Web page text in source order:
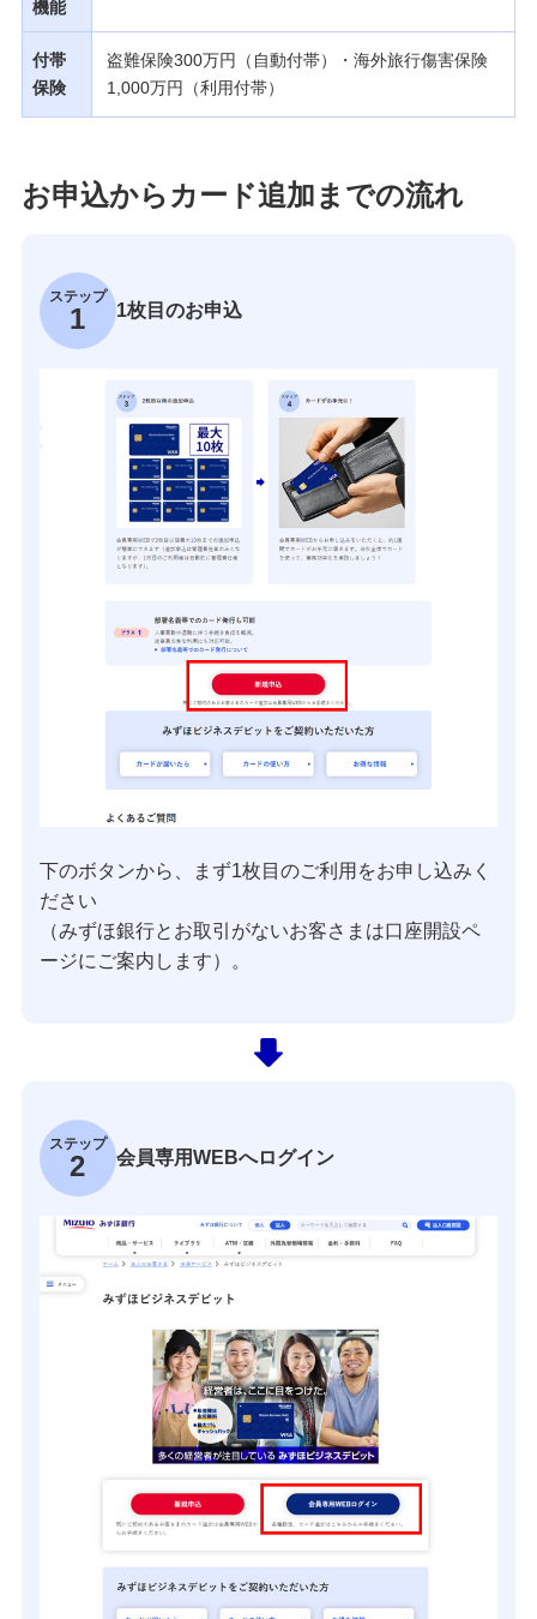
機能
付帯
保険
盗難保険300万円（自動付帯）・海外旅行傷害保険
1,000万円（利用付帯）
お申込からカード追加までの流れ
ステップ
1 1枚目のお申込
下のボタンから、まず1枚目のご利用をお申し込みく
ださい
（みずほ銀行とお取引がないお客さまは口座開設ペ
ージにご案内します）。
ステップ
2 会員専用WEBへログイン